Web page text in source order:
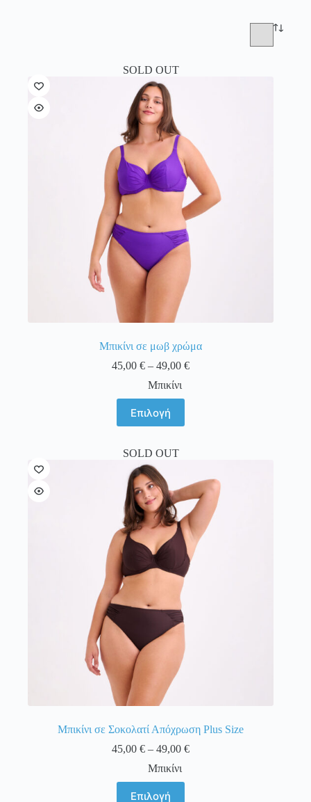
SOLD OUT
Μπικίνι σε μωβ χρώμα
45,00€ – 49,00€Price
Μπικίνι
Επιλογή
το
προϊόν
πολλαπλές
παραλλαγές.
Οι
επιλογές
μπορούν
να
επιλεγούν
στη
σελίδα
του
προϊόντος
SOLD OUT
Μπικίνι σε Σοκολατί Απόχρωση Plus Size
45,00€ – 49,00€Price
Μπικίνι
Επιλογή